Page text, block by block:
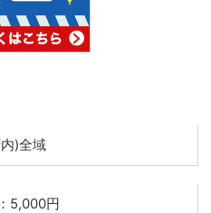
)全域
5,000円